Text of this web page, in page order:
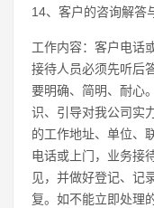
14、客户的咨询解答
工作内容：客户电话
接待人员必须先听后
要明确、简明、耐心
识、引导对我公司实
的工作地址、单位、
电话或上门，业务接
见，并做好登记、记
复。如不能立即处理